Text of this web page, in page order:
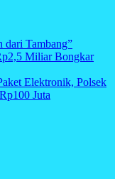
dari Tambang”
Miliar Bongkar
Elektronik, Polsek
Juta